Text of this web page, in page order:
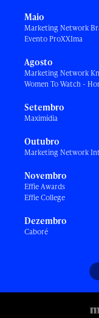
Maio
Marketing Network
Evento ProXXIma
Agosto
Marketing Network
Women To Watch -
Setembro
Maximídia
Outubro
Marketing Network
Novembro
Effie Awards
Effie College
Dezembro
Caboré